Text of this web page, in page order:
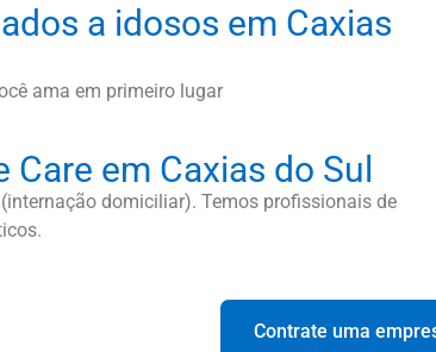
a idosos em Caxias
ama em primeiro lugar
em Caxias do Sul
domiciliar). Temos profissionais de
Contrate uma